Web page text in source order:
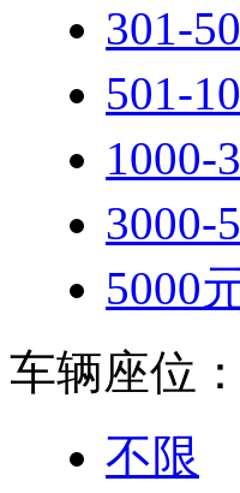
301-
501-
1000-
3000-
5000
车辆座位：
不限